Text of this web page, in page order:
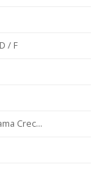
/ F
Crec...